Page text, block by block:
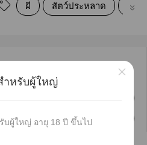
ผี สัตว์ประหลาด ฆา
ติดตาม
ำหรับผู้ใหญ่
บผู้ใหญ่ อายุ 18 ปี ขึ้นไป
×